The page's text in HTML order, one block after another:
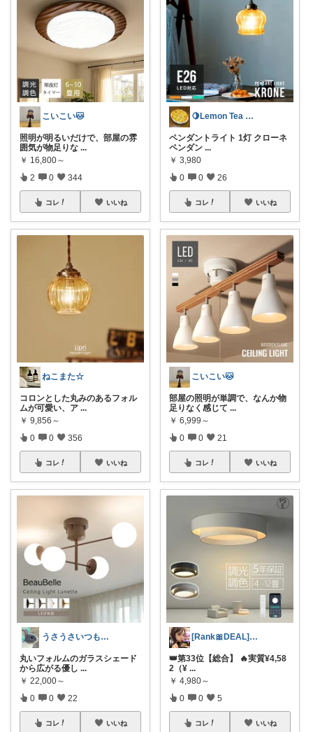
こいこい🐱
照明が明るいだけで、部屋の雰
囲気が物足りな ...
￥ 16,800～
2 0 344
コレ いいね
ねこまた☆
コロンとした丸みのあるフォル
ムが可愛い、ア ...
￥ 9,856～
0 0 356
コレ いいね
うさうさいつもご訪問ありがとうです🐰✨
丸いフォルムのガラスシェード
から広がる優し ...
￥ 22,000～
0 0 22
コレ いいね
🍋Lemon Tea インテリア☕️
ペンダントライト 1灯 クローネ
ペンダン ...
￥ 3,980
0 0 26
コレ いいね
こいこい🐱
部屋の照明が単調で、なんか物
足りなく感じて ...
￥ 6,999～
0 0 21
コレ いいね
[Rank🎀DEAL]毎日コレ＠ano
👑第33位【総合】 🔥実質¥4,58
2（¥ ...
￥ 4,980～
0 0 5
コレ いいね